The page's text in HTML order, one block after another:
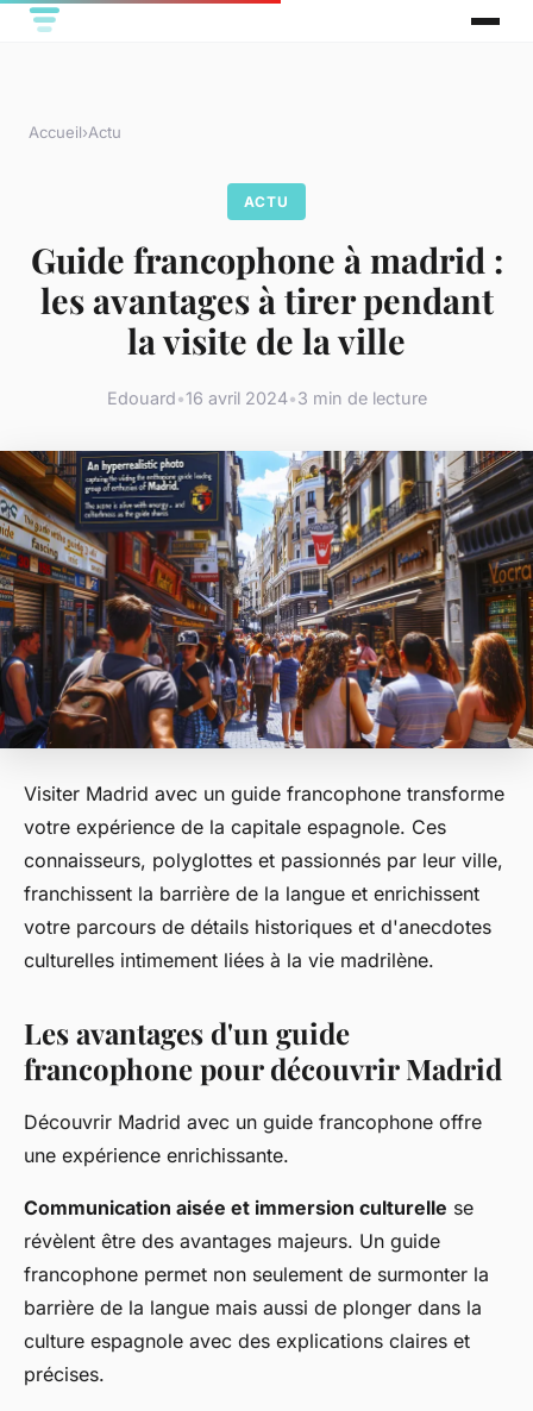
Accueil›Actu
ACTU
Guide francophone à madrid :
les avantages à tirer pendant
la visite de la ville
Edouard•16 avril 2024•3 min de lecture
Visiter Madrid avec un guide francophone transforme
votre expérience de la capitale espagnole. Ces
connaisseurs, polyglottes et passionnés par leur ville,
franchissent la barrière de la langue et enrichissent
votre parcours de détails historiques et d'anecdotes
culturelles intimement liées à la vie madrilène.
Les avantages d'un guide
francophone pour découvrir Madrid
Découvrir Madrid avec un guide francophone offre
une expérience enrichissante.
Communication aisée et immersion culturelle se
révèlent être des avantages majeurs. Un guide
francophone permet non seulement de surmonter la
barrière de la langue mais aussi de plonger dans la
culture espagnole avec des explications claires et
précises.